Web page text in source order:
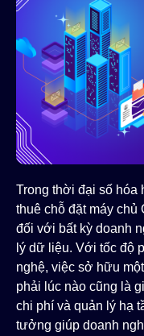
Trong thời đại số hóa
thuê chỗ đặt máy chủ
đối với bất kỳ doanh
lý dữ liệu. Với tốc độ
nghệ, việc sở hữu
phải lúc nào cũng là
chi phí và quản lý hạ
tưởng giúp doanh